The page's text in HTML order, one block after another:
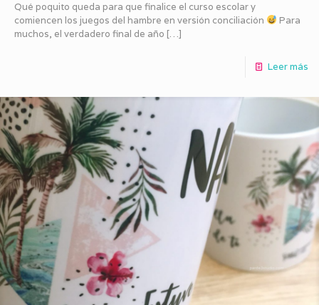
Qué poquito queda para que finalice el curso escolar y
comiencen los juegos del hambre en versión conciliación
Para
muchos, el verdadero final de año […]
Leer más